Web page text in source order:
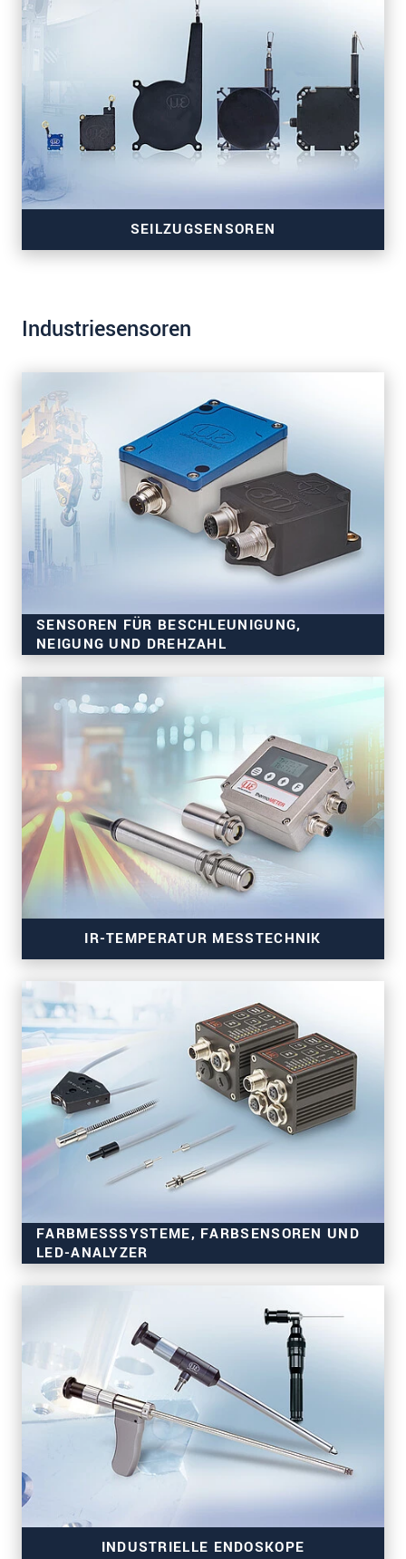
SEILZUGSENSOREN
Industriesensoren
SENSOREN FÜR BESCHLEUNIGUNG,
NEIGUNG UND DREHZAHL
IR-TEMPERATUR MESSTECHNIK
FARBMESSSYSTEME, FARBSENSOREN UND
LED-ANALYZER
INDUSTRIELLE ENDOSKOPE